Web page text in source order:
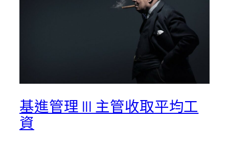
基進管理 III 主管收取平均工
資